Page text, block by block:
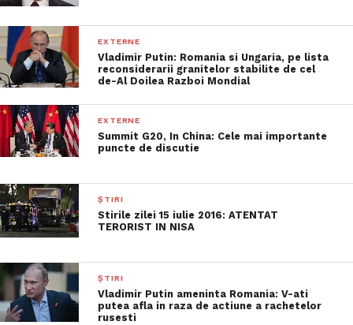
EXTERNE
Vladimir Putin: Romania si Ungaria, pe lista
reconsiderarii granitelor stabilite de cel
de-Al Doilea Razboi Mondial
EXTERNE
Summit G20, In China: Cele mai importante
puncte de discutie
ȘTIRI
Stirile zilei 15 iulie 2016: ATENTAT
TERORIST IN NISA
ȘTIRI
Vladimir Putin ameninta Romania: V-ati
putea afla in raza de actiune a rachetelor
rusesti